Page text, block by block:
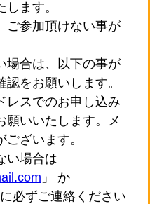
ます。
ご参加頂けない事が
場合は、以下の事が
をお願いします。
スでのお申し込み
願いいたします。メ
ざいます。
い場合は
」 か
に必ずご連絡ください